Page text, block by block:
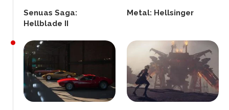
Senuas Saga:
Hellblade II
Metal: Hellsinger